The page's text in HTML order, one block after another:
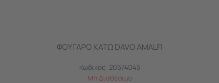
ΦΟΥΓΑΡΟ ΚΑΤΩ DAVO AMALFI
Κωδικός: 20574045
Μη Διαθέσιμο